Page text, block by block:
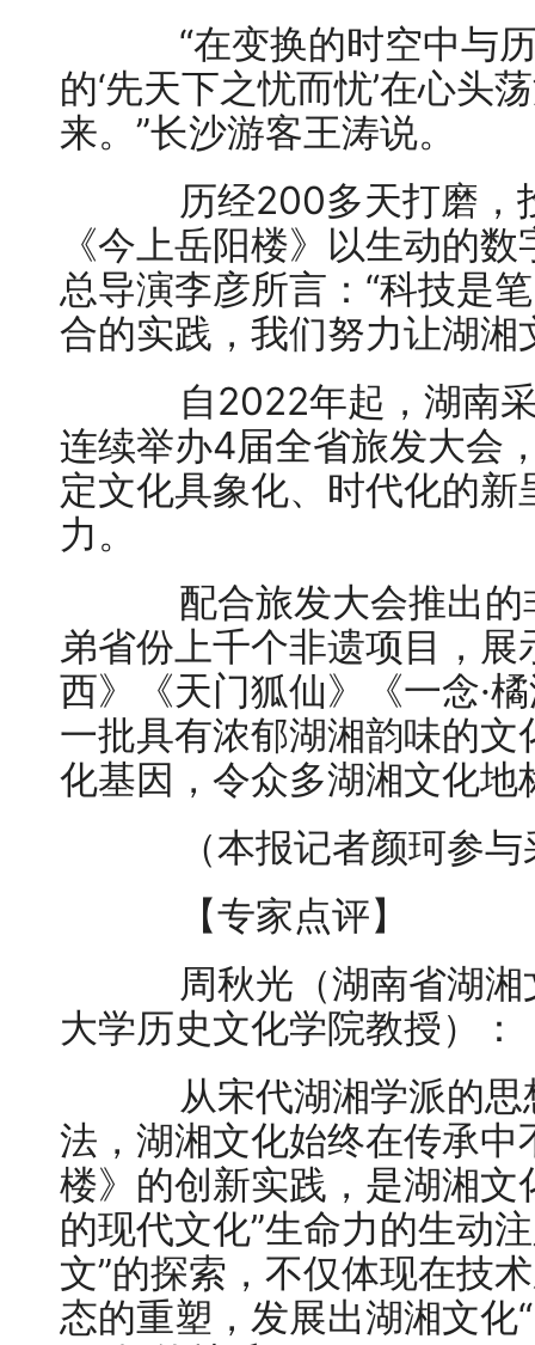
“在变换的时空中与历
的‘先天下之忧而忧’在心头
来。”长沙游客王涛说。
历经200多天打磨，
《今上岳阳楼》以生动的
总导演李彦所言：“科技是
合的实践，我们努力让湖湘
自2022年起，湖南采
连续举办4届全省旅发大会
定文化具象化、时代化的
力。
配合旅发大会推出的
弟省份上千个非遗项目，
西》《天门狐仙》《一念·
一批具有浓郁湖湘韵味的
化基因，令众多湖湘文化地
（本报记者颜珂参
【专家点评】
周秋光（湖南省湖湘
大学历史文化学院教授）：
从宋代湖湘学派的思
法，湖湘文化始终在传承
楼》的创新实践，是湖湘文
的现代文化”生命力的生动
文”的探索，不仅体现在技
态的重塑，发展出湖湘文化